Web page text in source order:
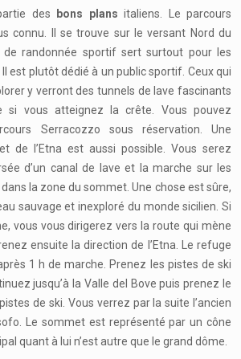
des bons plans italiens. Le parcours
connu. Il se trouve sur le versant Nord du
de randonnée sportif sert surtout pour les
est plutôt dédié à un public sportif. Ceux qui
y verront des tunnels de lave fascinants
si vous atteignez la crête. Vous pouvez
Serracozzo sous réservation. Une
de l’Etna est aussi possible. Vous serez
d’un canal de lave et la marche sur les
la zone du sommet. Une chose est sûre,
sauvage et inexploré du monde sicilien. Si
vous vous dirigerez vers la route qui mène
ensuite la direction de l’Etna. Le refuge
1 h de marche. Prenez les pistes de ski
jusqu’à la Valle del Bove puis prenez le
de ski. Vous verrez par la suite l’ancien
Le sommet est représenté par un cône
quant à lui n’est autre que le grand dôme.